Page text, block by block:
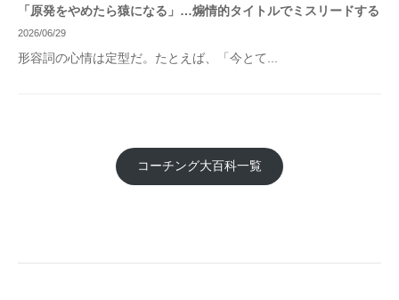
「原発をやめたら猿になる」…煽情的タイトルでミスリードする
2026/06/29
形容詞の心情は定型だ。たとえば、「今とて...
コーチング大百科一覧